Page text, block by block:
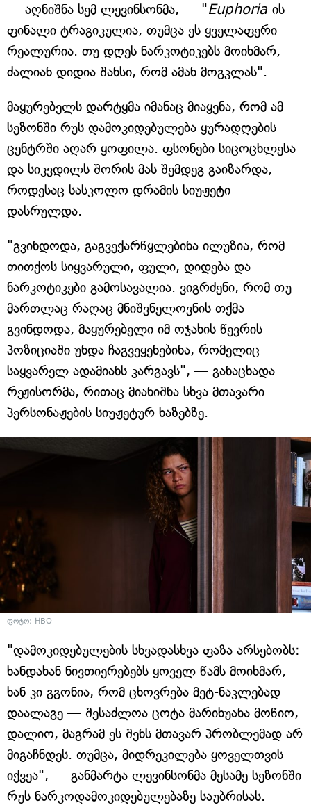
— აღნიშნა სემ ლევინსონმა, — "Euphoria-ის
ფინალი ტრაგიკულია, თუმცა ეს ყველაფერი
რეალურია. თუ დღეს ნარკოტიკებს მოიხმარ,
ძალიან დიდია შანსი, რომ ამან მოგკლას".
მაყურებელს დარტყმა იმანაც მიაყენა, რომ ამ
სეზონში რუს დამოკიდებულება ყურადღების
ცენტრში აღარ ყოფილა. ფსონები სიცოცხლესა
და სიკვდილს შორის მას შემდეგ გაიზარდა,
როდესაც სასკოლო დრამის სიუჟეტი
დასრულდა.
"გვინდოდა, გაგვექარწყლებინა ილუზია, რომ
თითქოს სიყვარული, ფული, დიდება და
ნარკოტიკები გამოსავალია. ვიგრძენი, რომ თუ
მართლაც რაღაც მნიშვნელოვნის თქმა
გვინდოდა, მაყურებელი იმ ოჯახის წევრის
პოზიციაში უნდა ჩაგვეყენებინა, რომელიც
საყვარელ ადამიანს კარგავს", — განაცხადა
რეჟისორმა, რითაც მიანიშნა სხვა მთავარი
პერსონაჟების სიუჟეტურ ხაზებზე.
ფოტო: HBO
"დამოკიდებულების სხვადასხვა ფაზა არსებობს:
ხანდახან ნივთიერებებს ყოველ წამს მოიხმარ,
ხან კი გგონია, რომ ცხოვრება მეტ-ნაკლებად
დაალაგე — შესაძლოა ცოტა მარიხუანა მოწიო,
დალიო, მაგრამ ეს შენს მთავარ პრობლემად არ
მიგაჩნდეს. თუმცა, მიდრეკილება ყოველთვის
იქვეა", — განმარტა ლევინსონმა მესამე სეზონში
რუს ნარკოდამოკიდებულებაზე საუბრისას.